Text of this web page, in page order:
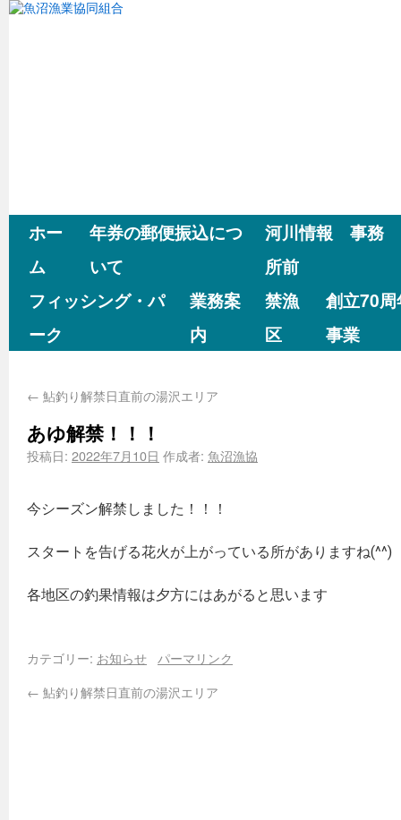
ホー
ム
年券の郵便振込につ
いて
河川情報 事務
所前
フィッシング・パ
ーク
業務案
内
禁漁
区
創立70
事業
← 鮎釣り解禁日直前の湯沢エリア
あゆ解禁！！！
投稿日: 2022年7月10日 作成者: 魚沼漁協
今シーズン解禁しました！！！
スタートを告げる花火が上がっている所がありますね(^^)
各地区の釣果情報は夕方にはあがると思います
カテゴリー: お知らせ
パーマリンク
← 鮎釣り解禁日直前の湯沢エリア